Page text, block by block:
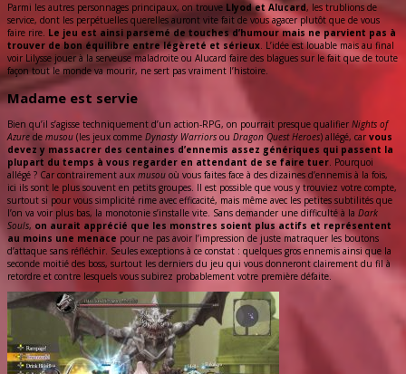
Parmi les autres personnages principaux, on trouve Llyod et Alucard, les trublions de
service, dont les perpétuelles querelles auront vite fait de vous agacer plutôt que de vous
faire rire. Le jeu est ainsi parsemé de touches d’humour mais ne parvient pas à
trouver de bon équilibre entre légèreté et sérieux. L’idée est louable mais au final
voir Lilysse jouer à la serveuse maladroite ou Alucard faire des blagues sur le fait que de toute
façon tout le monde va mourir, ne sert pas vraiment l’histoire.
Madame est servie
Bien qu’il s’agisse techniquement d’un action-RPG, on pourrait presque qualifier Nights of
Azure de musou (les jeux comme Dynasty Warriors ou Dragon Quest Heroes) allégé, car vous
devez y massacrer des centaines d’ennemis assez génériques qui passent la
plupart du temps à vous regarder en attendant de se faire tuer. Pourquoi
allégé ? Car contrairement aux musou où vous faites face à des dizaines d’ennemis à la fois,
ici ils sont le plus souvent en petits groupes. Il est possible que vous y trouviez votre compte,
surtout si pour vous simplicité rime avec efficacité, mais même avec les petites subtilités que
l’on va voir plus bas, la monotonie s’installe vite. Sans demander une difficulté à la Dark
Souls, on aurait apprécié que les monstres soient plus actifs et représentent
au moins une menace pour ne pas avoir l’impression de juste matraquer les boutons
d’attaque sans réfléchir. Seules exceptions à ce constat : quelques gros ennemis ainsi que la
seconde moitié des boss, surtout les derniers du jeu qui vous donneront clairement du fil à
retordre et contre lesquels vous subirez probablement votre première défaite.